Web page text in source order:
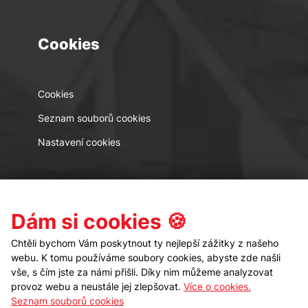
Cookies
Cookies
Seznam souborů cookies
Nastavení cookies
Kontakt Sledujte nás
Dám si cookies 🍪
Chtěli bychom Vám poskytnout ty nejlepší zážitky z našeho
webu. K tomu používáme soubory cookies, abyste zde našli
vše, s čím jste za námi přišli. Díky nim můžeme analyzovat
provoz webu a neustále jej zlepšovat. Více o cookies.
Seznam souborů cookies